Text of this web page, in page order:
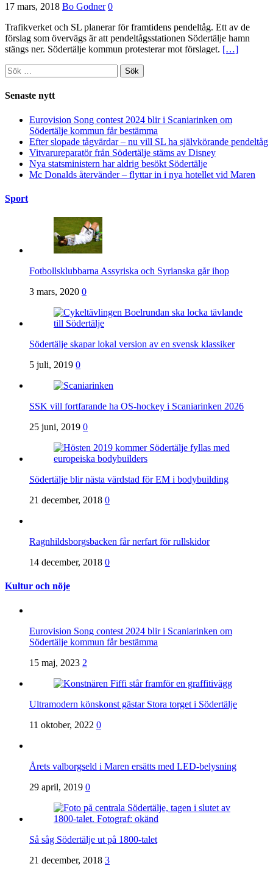
17 mars, 2018 Bo Godner 0
Trafikverket och SL planerar för framtidens pendeltåg. Ett av de
förslag som övervägs är att pendeltågsstationen Södertälje hamn
stängs ner. Södertälje kommun protesterar mot förslaget. […]
Sök
efter:
Senaste nytt
Eurovision Song contest 2024 blir i Scaniarinken om
Södertälje kommun får bestämma
Efter slopade tågvärdar – nu vill SL ha självkörande pendeltåg
Vitvarureparatör från Södertälje stäms av Disney
Nya statsministern har aldrig besökt Södertälje
Mc Donalds återvänder – flyttar in i nya hotellet vid Maren
Sport
Fotbollsklubbarna Assyriska och Syrianska går ihop
3 mars, 2020 0
Södertälje skapar lokal version av en svensk klassiker
5 juli, 2019 0
SSK vill fortfarande ha OS-hockey i Scaniarinken 2026
25 juni, 2019 0
Södertälje blir nästa värdstad för EM i bodybuilding
21 december, 2018 0
Ragnhildsborgsbacken får nerfart för rullskidor
14 december, 2018 0
Kultur och nöje
Eurovision Song contest 2024 blir i Scaniarinken om
Södertälje kommun får bestämma
15 maj, 2023 2
Ultramodern könskonst gästar Stora torget i Södertälje
11 oktober, 2022 0
Årets valborgseld i Maren ersätts med LED-belysning
29 april, 2019 0
Så såg Södertälje ut på 1800-talet
21 december, 2018 3